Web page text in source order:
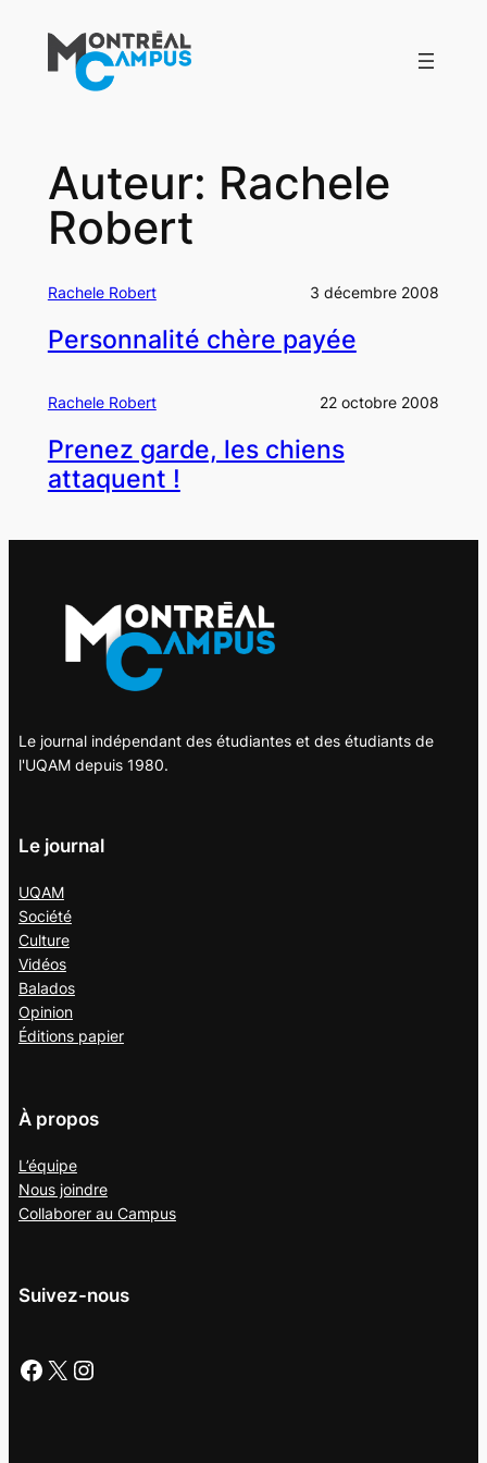
contenu
Auteur: Rachele
Robert
Rachele Robert 3 décembre 2008
Personnalité chère payée
Rachele Robert 22 octobre 2008
Prenez garde, les chiens
attaquent !
Le journal indépendant des étudiantes et des étudiants de
l'UQAM depuis 1980.
Le journal
UQAM
Société
Culture
Vidéos
Balados
Opinion
Éditions papier
À propos
L’équipe
Nous joindre
Collaborer au Campus
Suivez-nous
Facebook X Instagram